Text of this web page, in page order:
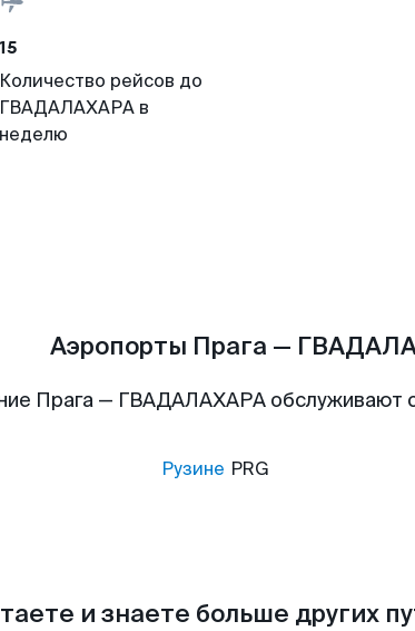
15
Количество рейсов до
ГВАДАЛАХАРА в
неделю
Аэропорты Прага —
Прага — ГВАДАЛАХАРА обслуживают
Рузине PRG
и знаете больше других